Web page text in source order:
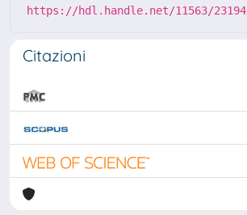
https://hdl.handle.net/11563/23194
Citazioni